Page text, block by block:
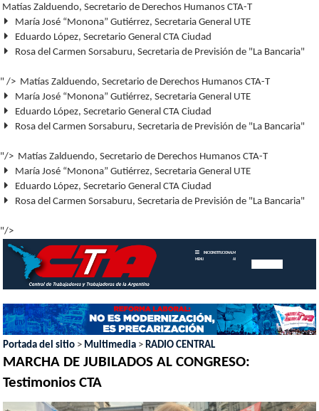
Matías Zalduendo, Secretario de Derechos Humanos CTA-T
María José “Monona” Gutiérrez, Secretaria General UTE
Eduardo López, Secretario General CTA Ciudad
Rosa del Carmen Sorsaburu, Secretaria de Previsión de "La Bancaria"
" /> Matías Zalduendo, Secretario de Derechos Humanos CTA-T
María José “Monona” Gutiérrez, Secretaria General UTE
Eduardo López, Secretario General CTA Ciudad
Rosa del Carmen Sorsaburu, Secretaria de Previsión de "La Bancaria"
"/> Matías Zalduendo, Secretario de Derechos Humanos CTA-T
María José “Monona” Gutiérrez, Secretaria General UTE
Eduardo López, Secretario General CTA Ciudad
Rosa del Carmen Sorsaburu, Secretaria de Previsión de "La Bancaria"
"/>
MENU
INICIOINSTITUCIONAL MEMORIAS
ANUALES
Portada del sitio > Multimedia >RADIO CENTRAL
MARCHA DE JUBILADOS AL CONGRESO:
Testimonios CTA